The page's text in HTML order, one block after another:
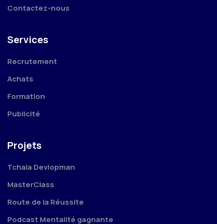
Contactez-nous
Services
Recrutement
Achats
Formation
Publicité
Projets
Tchala Devlopman
MasterClass
Route de la Réussite
Podcast Mentalité gagnante